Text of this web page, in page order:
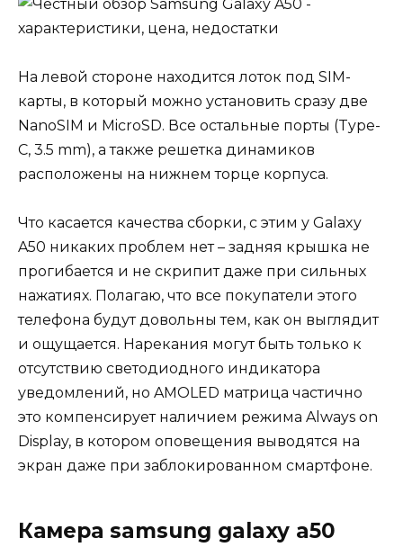
На левой стороне находится лоток под SIM-
карты, в который можно установить сразу две
NanoSIM и MicroSD. Все остальные порты (Type-
C, 3.5 mm), а также решетка динамиков
расположены на нижнем торце корпуса.
Что касается качества сборки, с этим у Galaxy
A50 никаких проблем нет – задняя крышка не
прогибается и не скрипит даже при сильных
нажатиях. Полагаю, что все покупатели этого
телефона будут довольны тем, как он выглядит
и ощущается. Нарекания могут быть только к
отсутствию светодиодного индикатора
уведомлений, но AMOLED матрица частично
это компенсирует наличием режима Always on
Display, в котором оповещения выводятся на
экран даже при заблокированном смартфоне.
Камера samsung galaxy a50